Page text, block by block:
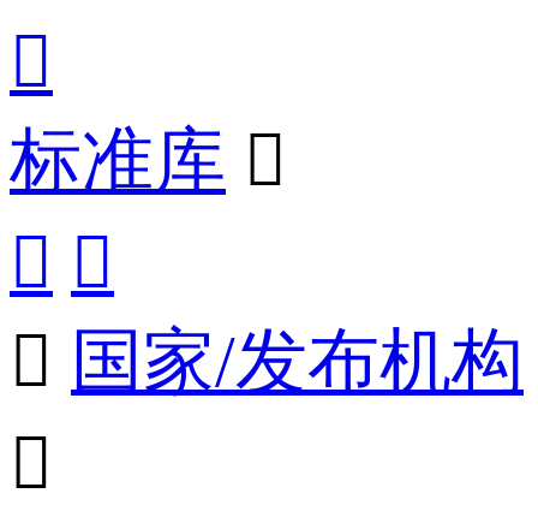

标准库 
 
 国家/发布机构
